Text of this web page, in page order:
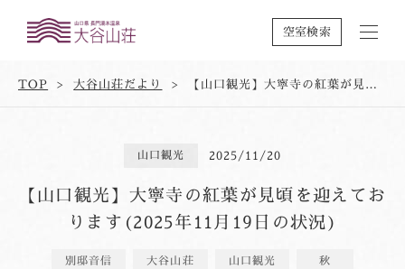
空室検索
TOP 大谷山荘だより 【山口観光】大寧寺の紅葉が見頃を迎えております(2025年11月19日の状況)
山口観光 2025/11/20
【山口観光】大寧寺の紅葉が見頃を迎えてお
ります(2025年11月19日の状況)
別邸音信 大谷山荘 山口観光 秋